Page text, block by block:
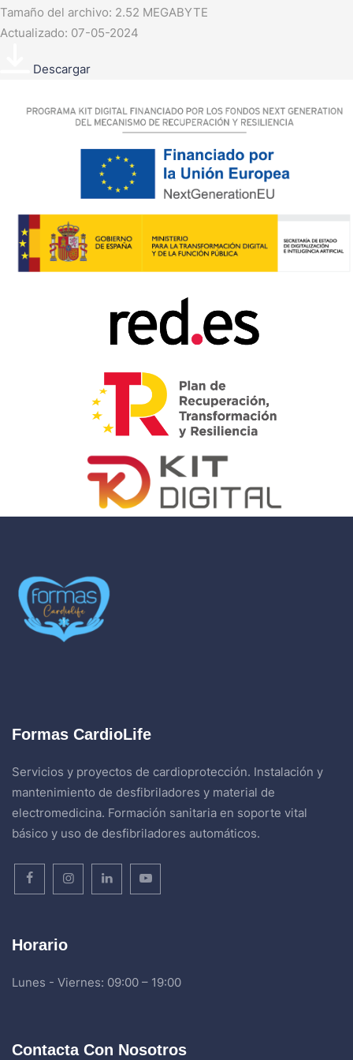
Tamaño del archivo: 2.52 MEGABYTE
Actualizado: 07-05-2024
Descargar
Formas CardioLife
Servicios y proyectos de cardioprotección. Instalación y
mantenimiento de desfibriladores y material de
electromedicina. Formación sanitaria en soporte vital
básico y uso de desfibriladores automáticos.
Horario
Lunes - Viernes: 09:00 – 19:00
Contacta Con Nosotros